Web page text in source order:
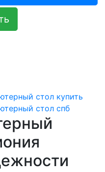
стол купить
стол спб